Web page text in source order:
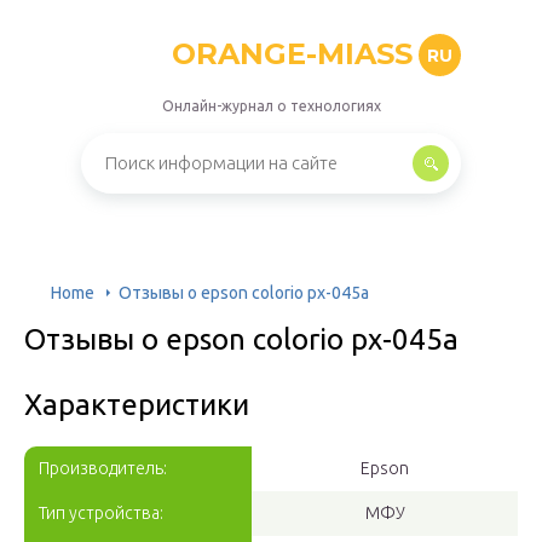
ORANGE-MIASS RU
Онлайн-журнал о технологиях
Home Отзывы о epson colorio px-045a
Отзывы о epson colorio px-045a
Характеристики
Производитель: Epson
Тип устройства: МФУ